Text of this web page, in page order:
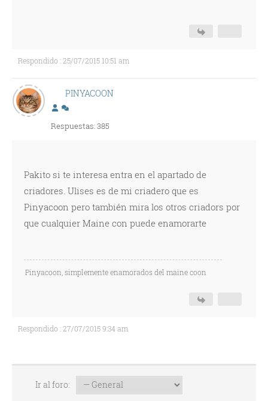
Respondido : 25/07/2015 10:51 am
PINYACOON
Respuestas: 385
Pakito si te interesa entra en el apartado de
criadores. Ulises es de mi criadero que es
Pinyacoon pero también mira los otros criadors por
que cualquier Maine con puede enamorarte
Pinyacoon, simplemente enamorados del maine coon
Respondido : 27/07/2015 9:34 am
Ir al foro: